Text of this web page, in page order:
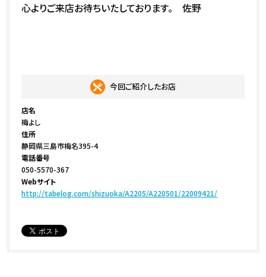
心よりご来店お待ちいたしております。 佐野
今回ご紹介したお店
店名
梅よし
住所
静岡県三島市梅名395-4
電話番号
050-5570-367
Webサイト
http://tabelog.com/shizuoka/A2205/A220501/22009421/